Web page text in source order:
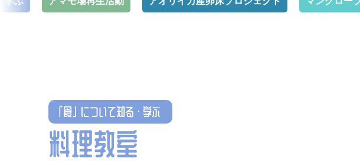
「食」について知る・学ぶ
料理教室